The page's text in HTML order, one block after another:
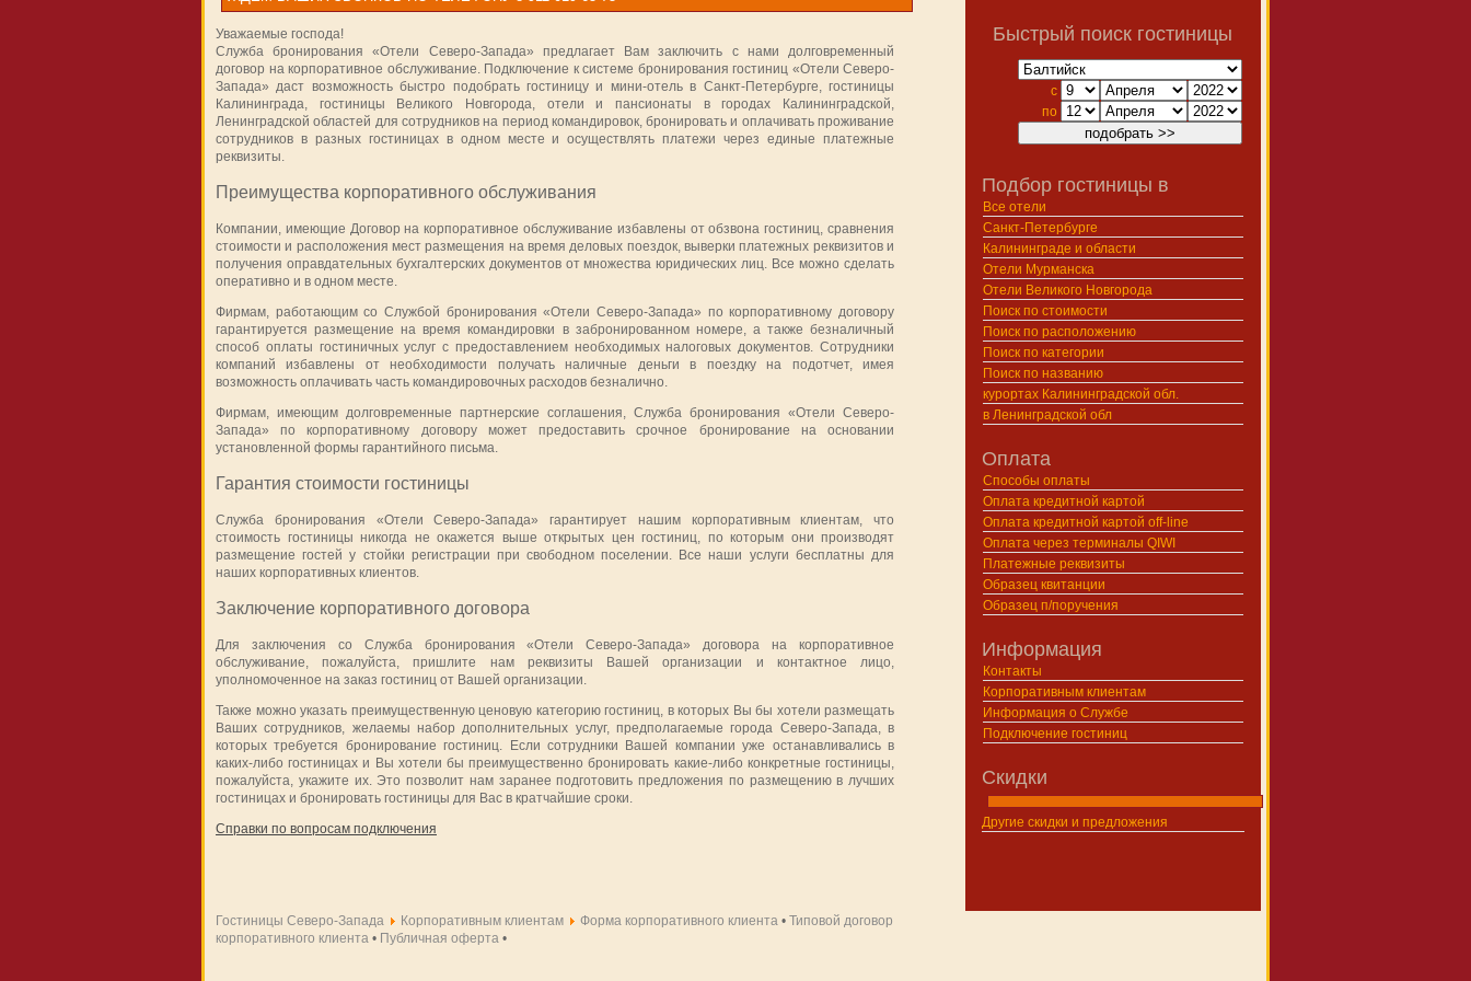
Уважаемые господа!
Служба бронирования «Отели Северо-Запада» предлагает Вам заключить с нами долговременный
договор на корпоративное обслуживание. Подключение к системе бронирования гостиниц «Отели Северо-
Запада» даст возможность быстро подобрать гостиницу и мини-отель в Санкт-Петербурге, гостиницы
Калининграда, гостиницы Великого Новгорода, отели и пансионаты в городах Калининградской,
Ленинградской областей для сотрудников на период командировок, бронировать и оплачивать проживание
сотрудников в разных гостиницах в одном месте и осуществлять платежи через единые платежные
реквизиты.
Преимущества корпоративного обслуживания
Компании, имеющие Договор накорпоративное обслуживание избавлены от обзвона гостиниц, сравнения
стоимости и расположения мест размещения на время деловых поездок, выверки платежных реквизитов и
получения оправдательных бухгалтерских документов от множества юридических лиц. Все можно сделать
оперативно и в одном месте.
Фирмам, работающим со Службой бронирования «Отели Северо-Запада» по корпоративному договору
гарантируется размещение на время командировки в забронированном номере, а также безналичный
способ оплаты гостиничных услуг с предоставлением необходимых налоговых документов. Сотрудники
компаний избавлены от необходимости получать наличные деньги в поездку на подотчет, имея
возможность оплачивать часть командировочных расходов безналично.
Фирмам, имеющим долговременные партнерские соглашения, Служба бронирования «Отели Северо-
Запада» по корпоративному договору может предоставить срочное бронирование на основании
установленной формы гарантийного письма.
Гарантия стоимости гостиницы
Служба бронирования «Отели Северо-Запада» гарантирует нашим корпоративным клиентам, что
стоимость гостиницы никогда не окажется выше открытых цен гостиниц, по которым они производят
размещение гостей у стойки регистрации при свободном поселении. Все наши услуги бесплатны для
наших корпоративных клиентов.
Заключение корпоративного договора
Для заключения со Служба бронирования «Отели Северо-Запада» договора на корпоративное
обслуживание, пожалуйста, пришлите нам реквизиты Вашей организации и контактное лицо,
уполномоченное на заказ гостиниц от Вашей организации.
Также можно указать преимущественную ценовую категорию гостиниц, в которых Вы бы хотели размещать
Ваших сотрудников, желаемы набор дополнительных услуг, предполагаемые города Северо-Запада, в
которых требуется бронирование гостиниц. Если сотрудники Вашей компании уже останавливались в
каких-либо гостиницах и Вы хотели бы преимущественно бронировать какие-либо конкретные гостиницы,
пожалуйста, укажите их. Это позволит нам заранее подготовить предложения по размещению в лучших
гостиницах и бронировать гостиницы для Вас в кратчайшие сроки.
Справки по вопросам подключения
Гостиницы Северо-Запада Корпоративным клиентам Форма корпоративного клиента • Типовой договор
корпоративного клиента • Публичная оферта •
Быстрый поиск гостиницы
с
по
Подбор гостиницы в
Все отели
Санкт-Петербурге
Калининграде и области
Отели Мурманска
Отели Великого Новгорода
Поиск по стоимости
Поиск по расположению
Поиск по категории
Поиск по названию
курортах Калининградской обл.
в Ленинградской обл
Оплата
Способы оплаты
Оплата кредитной картой
Оплата кредитной картой off-line
Оплата через терминалы QIWI
Платежные реквизиты
Образец квитанции
Образец п/поручения
Информация
Контакты
Корпоративным клиентам
Информация о Службе
Подключение гостиниц
Скидки
Другие скидки и предложения